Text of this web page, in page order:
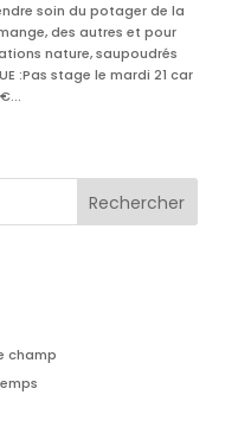
soin du potager de la
des autres et pour
nature, saupoudrés
:Pas stage le mardi 21 car
champ